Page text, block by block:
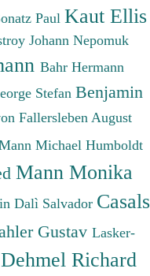
Paul Kaut Ellis
Johann Nepomuk
Bahr Hermann
Stefan Benjamin
Fallersleben August
Michael Humboldt
Mann Monika
Dalì Salvador Casals
Gustav Lasker-
Dehmel Richard